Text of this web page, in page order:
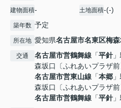
建物面積- 土地面積-(-)
築年数 予定
所在地 愛知県名古屋市名東区梅
交通 名古屋市営鶴舞線 「平針
森坂口〔ふれあいプラザ
名古屋市営東山線 「本郷
森坂口〔ふれあいプラザ
名古屋市営鶴舞線 「平針